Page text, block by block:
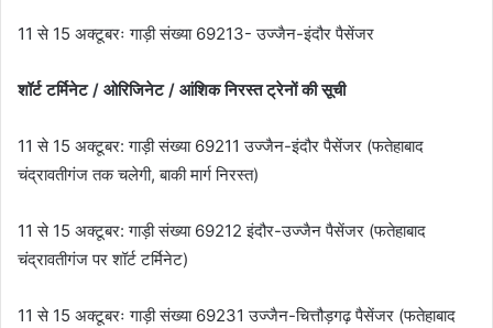
11 से 15 अक्टूबरः गाड़ी संख्या 69213- उज्जैन-इंदौर पैसेंजर
शॉर्ट टर्मिनेट / ओरिजिनेट / आंशिक निरस्त ट्रेनों की सूची
11 से 15 अक्टूबर: गाड़ी संख्या 69211 उज्जैन-इंदौर पैसेंजर (फतेहाबाद
चंद्रावतीगंज तक चलेगी, बाकी मार्ग निरस्त)
11 से 15 अक्टूबर: गाड़ी संख्या 69212 इंदौर-उज्जैन पैसेंजर (फतेहाबाद
चंद्रावतीगंज पर शॉर्ट टर्मिनेट)
11 से 15 अक्टूबरः गाड़ी संख्या 69231 उज्जैन-चित्तौड़गढ़ पैसेंजर (फतेहाबाद